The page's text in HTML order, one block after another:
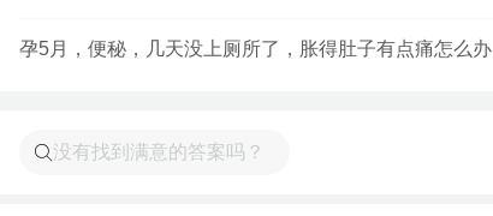
孕5月，便秘，几天没上厕所了，胀得肚子有点痛怎么办